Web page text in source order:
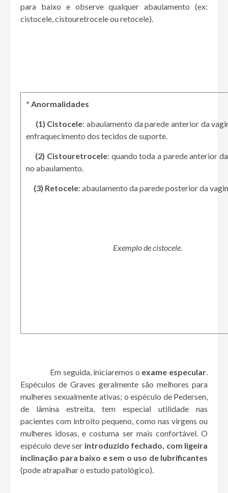
para baixo e observe qualquer abaulamento (ex:
cistocele, cistouretrocele ou retocele).
* Anormalidades
(1) Cistocele: abaulamento da parede anterior da
enfraquecimento dos tecidos de suporte.
(2) Cistouretrocele: quando toda a parede anterior
no abaulamento.
(3) Retocele: abaulamento da parede posterior da
Exemplo de cistocele.
Em seguida, iniciaremos o exame especular.
Espéculos de Graves geralmente são melhores para
mulheres sexualmente ativas; o espéculo de Pedersen,
de lâmina estreita, tem especial utilidade nas
pacientes com introito pequeno, como nas virgens ou
mulheres idosas, e costuma ser mais confortável. O
espéculo deve ser introduzido fechado, com ligeira
inclinação para baixo e sem o uso de lubrificantes
(pode atrapalhar o estudo patológico).